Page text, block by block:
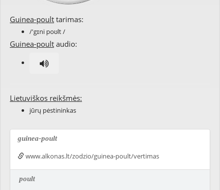
Guinea-poult tarimas:
/'gɪni poʊlt /
Guinea-poult audio:
Lietuviškos reikšmės:
jūrų pėstininkas
guinea-poult
www.alkonas.lt/zodzio/guinea-poult/vertimas
poult